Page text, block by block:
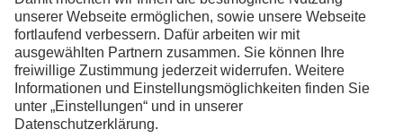
FOLLOW THE ROADSTARS.
Tausche jetzt Erfahrungen mit anderen Truckerinnen und
Truckern aus.